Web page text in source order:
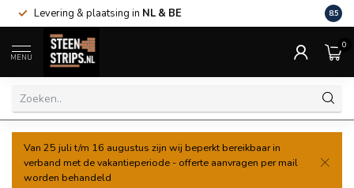
Levering & plaatsing in NL & BE Al
8.5
MENU
0
Van 25 juli t/m 16 augustus zijn wij beperkt bereikbaar in
verband met de vakantieperiode - offerte aanvragen per mail
worden behandeld